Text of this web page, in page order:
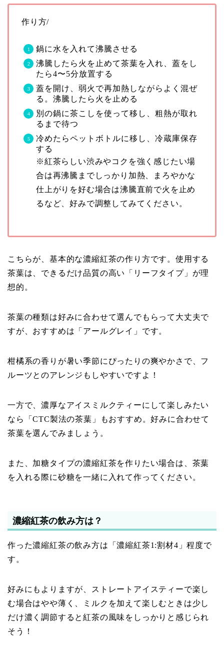
作り方/
鍋に水を入れて沸騰させる
沸騰したら火を止めて茶葉を入れ、蓋をし
たら4〜5分放置する
蓋を開け、弱火で再加熱しながらよく混ぜ
る。沸騰したら火を止める
別の鍋に茶こしを使って移し、粗熱が取れ
るまで待つ
冷めたらペットボトルに移し、冷蔵庫保存
する
※紅茶らしい渋みやコクを強く感じたい場
合は再沸騰までしっかり加熱、まろやかな
仕上がりを好む場合は沸騰直前で火を止め
るなど、好みで調整してみてください。
こちらが、基本的な濃縮紅茶の作り方です。使用する
茶葉は、できるだけ品質の高い「リーフタイプ」が理
想的。
茶葉の種類は好みに合わせて選んでもらって大丈夫で
すが、おすすめは「アールグレイ」です。
柑橘系の香りが暑い季節にぴったりの爽やかさで、フ
ルーツとのアレンジもしやすいですよ！
一方で、濃厚なアイスミルクティーにして楽しみたい
なら「CTC製法の茶葉」もおすすめ。好みに合わせて
茶葉を選んでみましょう。
また、加糖タイプの濃縮紅茶を作りたい場合は、茶葉
を入れる際に砂糖を一緒に入れて作ってください。
濃縮紅茶の飲み方は？
作った濃縮紅茶の飲み方は「濃縮紅茶1:割材4」程度で
す。
好みにもよりますが、ストレートアイスティーで楽し
む場合はやや薄く、ミルクを加えて楽しむときは少し
だけ濃く調節すると紅茶の風味をしっかりと感じられ
そう！